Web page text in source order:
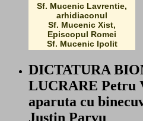
Sf. Mucenic Lavrentie,
arhidiaconul
Sf. Mucenic Xist,
Episcopul Romei
Sf. Mucenic Ipolit
DICTATURA
LUCRARE Petru
aparuta cu
Justin Parvu